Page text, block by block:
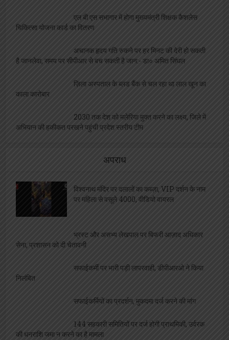
एल बी एस सभागार में होगा मुख्यमंत्री शिक्षक कैशलेस
चिकित्सा योजना कार्ड का वितरण
अचानक हृदय गति रुकने पर हर मिनट की देरी हो सकती
है जानलेवा, समय पर सीपीआर से बच सकती है जान:- डा० अमित सिंघल
ज़िला अस्पताल के ब्लड बैंक से चल रहा था लाल खून का
काला कारोबार
2030 तक देश को मलेरिया मुक्त करने का लक्ष्य, जिले में
अभियान की हकीकत परखने पहुंची प्रदेश स्तरीय टीम
अपराध
विश्वनाथ मंदिर पर दलालों का कब्ज़ा, VIP दर्शन के नाम
पर महिला से वसूले 4000, वीडियो वायरल
भ्रस्ट और असभ्य लेखपाल पर बिफरी आज़ाद अधिकार
सेना, प्रशासन को दी चेतावनी
सफाईकर्मी पर भारी पड़ी लापरवाही, डीपीआरओ ने किया
निलंबित
सफाईकर्मियों का प्रदर्शन, मुकदमा दर्ज करने की मांग
144 सहकारी समितियों पर दर्ज होगी प्राथमिकी, उर्वरक
की धनराशि जमा न करने का है मामला